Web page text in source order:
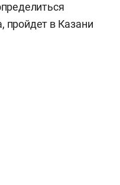
пройдет в Казани